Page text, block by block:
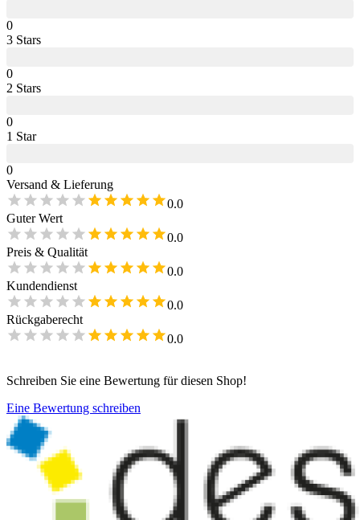
0
3 Stars
0
2 Stars
0
1 Star
0
Versand & Lieferung
0.0
Guter Wert
0.0
Preis & Qualität
0.0
Kundendienst
0.0
Rückgaberecht
0.0
Schreiben Sie eine Bewertung für diesen Shop!
Eine Bewertung schreiben